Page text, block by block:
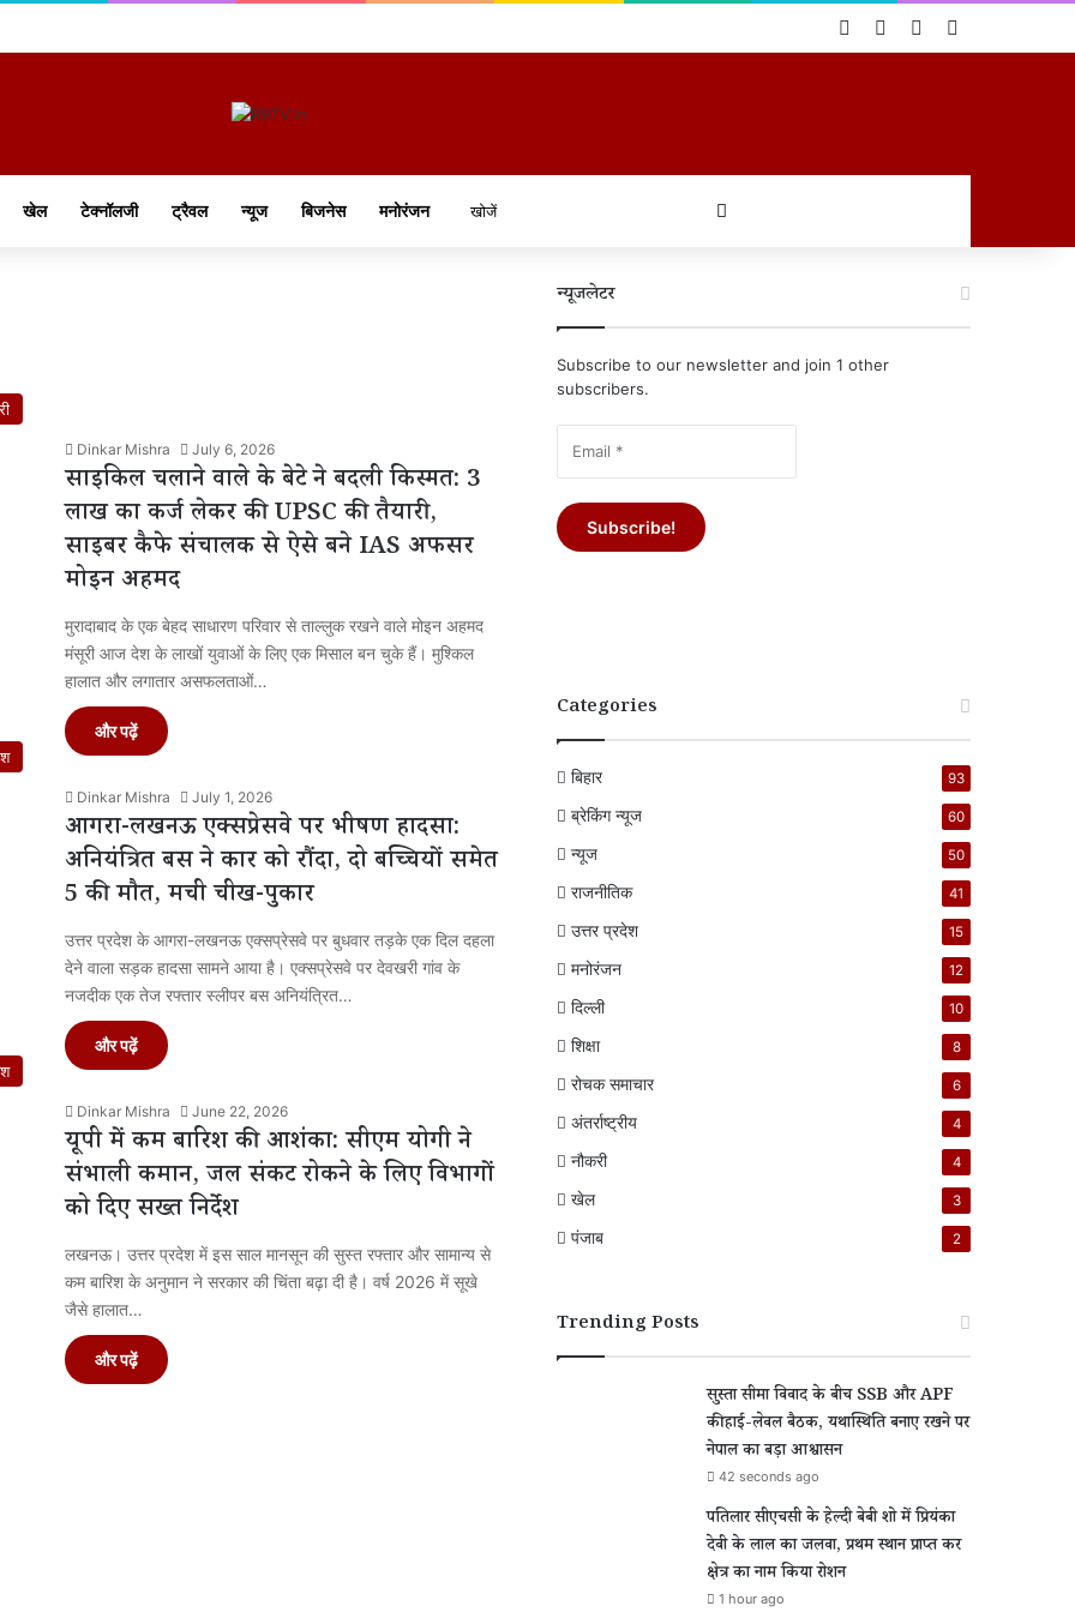
Log InRandom Article
Sidebar
खेल टेक्नॉलजी ट्रैवल न्यूज बिजनेस मनोरंजन
Dinkar Mishra July 6, 2026
साइकिल चलाने वाले के बेटे ने बदली किस्मत: 3
लाख का कर्ज लेकर की UPSC की तैयारी,
साइबर कैफे संचालक से ऐसे बने IAS अफसर
मोइन अहमद
मुरादाबाद के एक बेहद साधारण परिवार से ताल्लुक रखने वाले मोइन अहमद
मंसूरी आज देश के लाखों युवाओं के लिए एक मिसाल बन चुके हैं। मुश्किल
हालात और लगातार असफलताओं…
और पढ़ें
Dinkar Mishra July 1, 2026
आगरा-लखनऊ एक्सप्रेसवे पर भीषण हादसा:
अनियंत्रित बस ने कार को रौंदा, दो बच्चियों समेत
5 की मौत, मची चीख-पुकार
उत्तर प्रदेश के आगरा-लखनऊ एक्सप्रेसवे पर बुधवार तड़के एक दिल दहला
देने वाला सड़क हादसा सामने आया है। एक्सप्रेसवे पर देवखरी गांव के
नजदीक एक तेज रफ्तार स्लीपर बस अनियंत्रित…
और पढ़ें
Dinkar Mishra June 22, 2026
यूपी में कम बारिश की आशंका: सीएम योगी ने
संभाली कमान, जल संकट रोकने के लिए विभागों
को दिए सख्त निर्देश
लखनऊ। उत्तर प्रदेश में इस साल मानसून की सुस्त रफ्तार और सामान्य से
कम बारिश के अनुमान ने सरकार की चिंता बढ़ा दी है। वर्ष 2026 में सूखे
जैसे हालात…
और पढ़ें
न्यूजलेटर
Subscribe to our newsletter and join 1 other
subscribers.
Categories
बिहार 93
ब्रेकिंग न्यूज 60
न्यूज 50
राजनीतिक 41
उत्तर प्रदेश 15
मनोरंजन 12
दिल्ली 10
शिक्षा 8
रोचक समाचार 6
अंतर्राष्ट्रीय 4
नौकरी 4
खेल 3
पंजाब 2
Trending Posts
सुस्ता सीमा विवाद के बीच SSB और APF
की हाई-लेवल बैठक, यथास्थिति बनाए रखने पर
नेपाल का बड़ा आश्वासन
42 seconds ago
पतिलार सीएचसी के हेल्दी बेबी शो में प्रियंका
देवी के लाल का जलवा, प्रथम स्थान प्राप्त कर
क्षेत्र का नाम किया रोशन
1 hour ago